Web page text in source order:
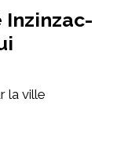
Inzinzac-
la ville